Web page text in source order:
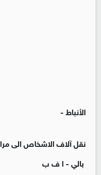
الأنباط -
نقل آلاف الاشخاص الى
بالي - ا ف ب